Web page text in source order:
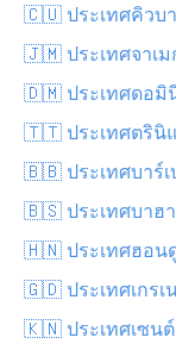
🇨🇺 ประเทศคิวบา
🇯🇲 ประเทศจาเม
🇩🇲 ประเทศดอมิ
🇹🇹 ประเทศตรินิ
🇧🇧 ประเทศบาร์เ
🇧🇸 ประเทศบาฮ
🇭🇳 ประเทศฮอน
🇬🇩 ประเทศเกรเ
🇰🇳 ประเทศเซน